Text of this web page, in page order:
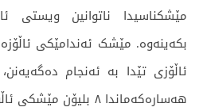
مێشکناسیدا ناتوانین ویستی
بکەینەوە. مێشک ئەندامێکی
ئاڵۆزی تێدا بە ئەنجام
هەسارەکەماندا ٨